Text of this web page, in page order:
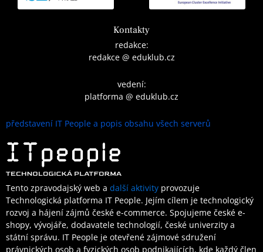
Kontakty
redakce:
redakce @ eduklub.cz
vedení:
platforma @ eduklub.cz
představení IT People a popis obsahu všech serverů
Tento zpravodajský web a další aktivity provozuje
Technologická platforma IT People. Jejím cílem je technologický
rozvoj a hájení zájmů české e-commerce. Spojujeme české e-
shopy, vývojáře, dodavatele technologií, české univerzity a
státní správu. IT People je otevřené zájmové sdružení
právnických osob a fyzických osob podnikajících, kde každý člen